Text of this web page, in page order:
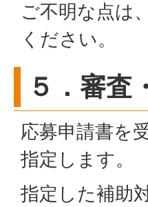
ご不明な点は
ください。
５．審査
応募申請書を
指定します。
指定した補助